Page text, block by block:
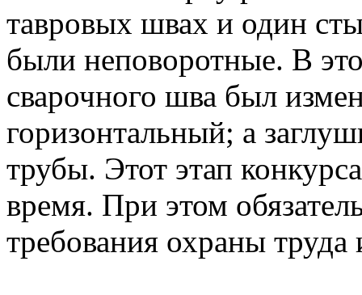
тавровых швах и один
были неповоротные. В
сварочного шва был
горизонтальный; а
трубы. Этот этап
время. При этом
требования охраны труда